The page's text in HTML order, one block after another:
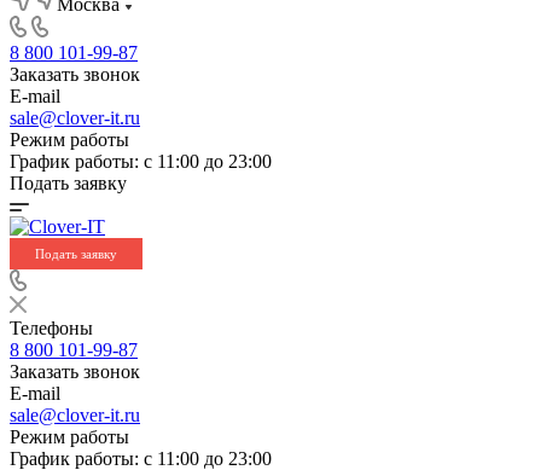
Москва
8 800 101-99-87
Заказать звонок
E-mail
sale@clover-it.ru
Режим работы
График работы: с 11:00 до 23:00
Подать заявку
Подать заявку
Телефоны
8 800 101-99-87
Заказать звонок
E-mail
sale@clover-it.ru
Режим работы
График работы: с 11:00 до 23:00